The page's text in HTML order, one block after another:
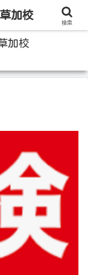
別指導塾
加校
加校
検索